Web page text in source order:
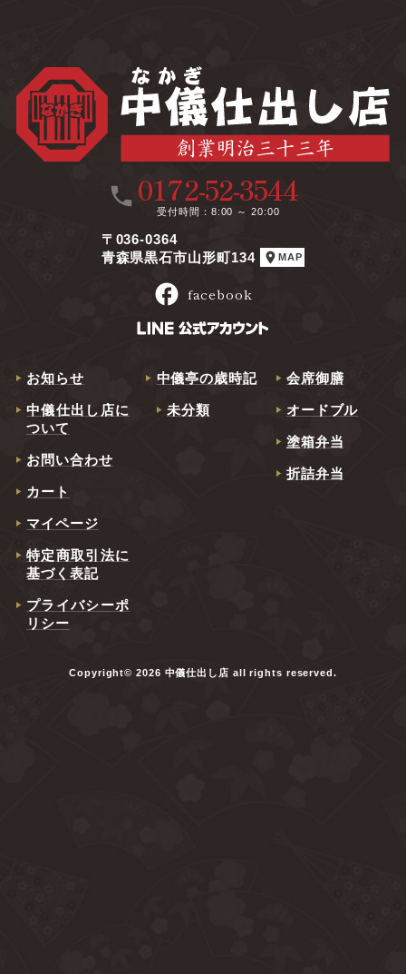
call 0172-52-3544
受付時間 8:00 ～ 20:00
〒036-0364
青森県黒石市山形町134
location_on MAP
facebook facebook
お知らせ
中儀仕出し店に
ついて
お問い合わせ
中儀亭の歳時記
未分類
会席御膳
オードブル
塗箱弁当
折詰弁当
カート
マイページ
特定商取引法に
基づく表記
プライバシーポ
リシー
Copyright© 2026 中儀仕出し店 all rights reserved.